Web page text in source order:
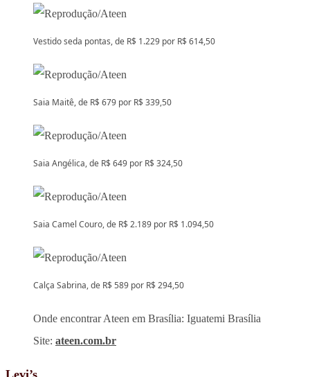
Vestido seda pontas, de R$ 1.229 por R$ 614,50
Saia Maitê, de R$ 679 por R$ 339,50
Saia Angélica, de R$ 649 por R$ 324,50
Saia Camel Couro, de R$ 2.189 por R$ 1.094,50
Calça Sabrina, de R$ 589 por R$ 294,50
Onde encontrar Ateen em Brasília: Iguatemi Brasília
Site: ateen.com.br
Levi’s